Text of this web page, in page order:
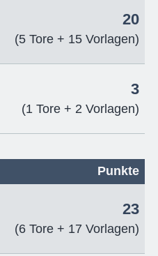
20
(5 Tore + 15 Vorlagen)
3
(1 Tore + 2 Vorlagen)
Punkte
23
(6 Tore + 17 Vorlagen)